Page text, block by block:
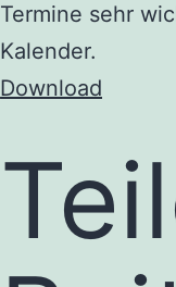
Termine sehr
Kalender.
Download